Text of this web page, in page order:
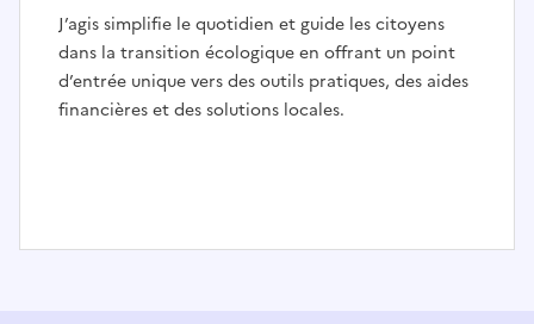
J’agis simplifie le quotidien et guide les citoyens
dans la transition écologique en offrant un point
d’entrée unique vers des outils pratiques, des aides
financières et des solutions locales.